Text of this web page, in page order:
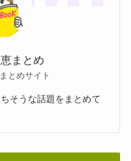
まとめ
とめサイト
そうな話題をまとめて